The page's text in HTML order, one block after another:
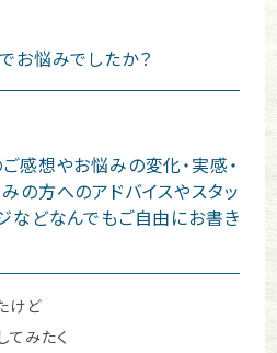
お悩みでしたか？
感想やお悩みの変化・実感・
の方へのアドバイスやスタッ
などなんでもご自由にお書き
けど
てみたく